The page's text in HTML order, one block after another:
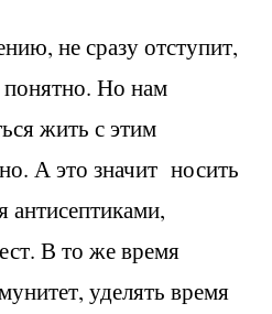
не сразу отступит,
Но нам
жить с этим
А это значит носить
антисептиками,
В то же время
уделять время